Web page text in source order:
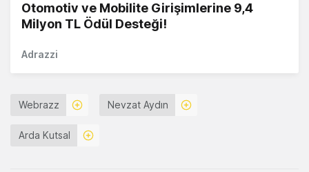
Otomotiv ve Mobilite Girişimlerine 9,4
Milyon TL Ödül Desteği!
Adrazzi
Webrazz Nevzat Aydın
Arda Kutsal